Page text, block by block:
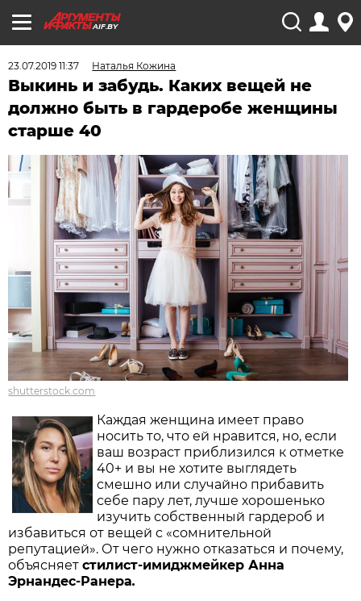
AIF.BY
23.07.2019 11:37 Наталья Кожина
Выкинь и забудь. Каких вещей не
должно быть в гардеробе женщины
старше 40
shutterstock.com
Каждая женщина имеет право
носить то, что ей нравится, но, если
ваш возраст приблизился к отметке
40+ и вы не хотите выглядеть
смешно или случайно прибавить
себе пару лет, лучше хорошенько
изучить собственный гардероб и
избавиться от вещей с «сомнительной
репутацией». От чего нужно отказаться и почему,
объясняетстилист-имиджмейкер Анна
Эрнандес-Ранера.